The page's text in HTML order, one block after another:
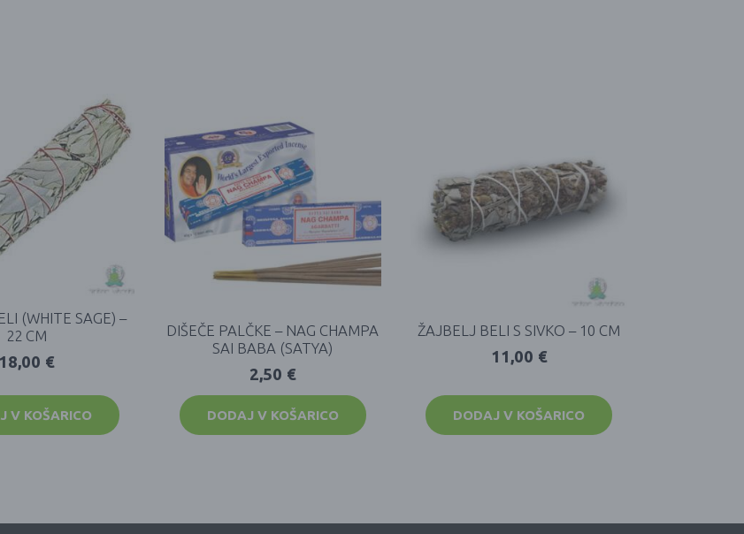
(WHITE SAGE) –
22 CM
18,00 €
V KOŠARICO
DIŠEČE PALČKE – NAG CHAMPA
SAI BABA (SATYA)
2,50 €
DODAJ V KOŠARICO
ŽAJBELJ BELI S SIVKO – 10 CM
11,00 €
DODAJ V KOŠARICO